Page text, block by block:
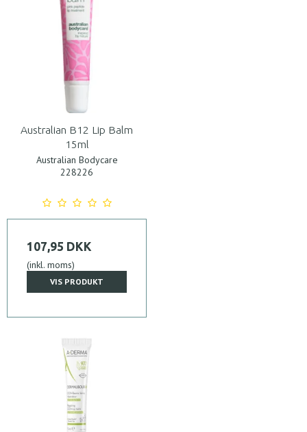
Australian B12 Lip Balm
15ml
Australian Bodycare
228226
107,95 DKK
(inkl. moms)
VIS PRODUKT